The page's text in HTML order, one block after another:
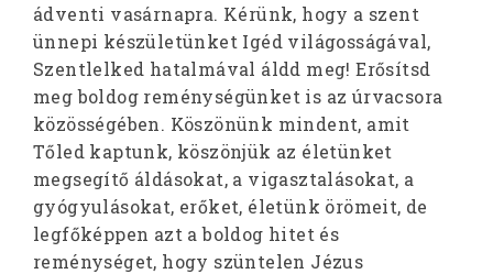
ádventi vasárnapra. Kérünk, hogy a szent
ünnepi készületünket Igéd világosságával,
Szentlelked hatalmával áldd meg! Erősítsd
meg boldog reménységünket is az úrvacsora
közösségében. Köszönünk mindent, amit
Tőled kaptunk, köszönjük az életünket
megsegítő áldásokat, a vigasztalásokat, a
gyógyulásokat, erőket, életünk örömeit, de
legfőképpen azt a boldog hitet és
reménységet, hogy szüntelen Jézus